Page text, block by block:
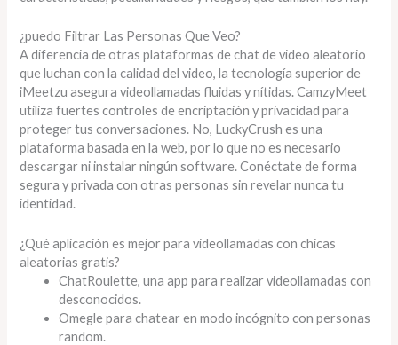
¿puedo Filtrar Las Personas Que Veo?
A diferencia de otras plataformas de chat de video aleatorio
que luchan con la calidad del video, la tecnología superior de
iMeetzu asegura videollamadas fluidas y nítidas. CamzyMeet
utiliza fuertes controles de encriptación y privacidad para
proteger tus conversaciones. No, LuckyCrush es una
plataforma basada en la web, por lo que no es necesario
descargar ni instalar ningún software. Conéctate de forma
segura y privada con otras personas sin revelar nunca tu
identidad.
¿Qué aplicación es mejor para videollamadas con chicas
aleatorias gratis?
ChatRoulette, una app para realizar videollamadas con
desconocidos.
Omegle para chatear en modo incógnito con personas
random.